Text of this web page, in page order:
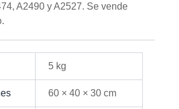
A2490 y A2527. Se vende
5 kg
60 × 40 × 30 cm